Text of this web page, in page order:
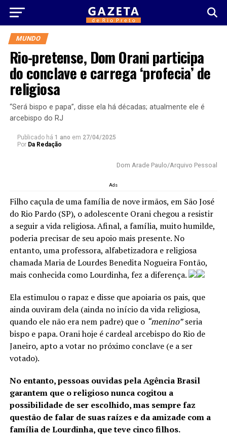
MUNDO
Rio-pretense, Dom Orani participa
do conclave e carrega ‘profecia’ de
religiosa
“Será bispo e papa”, disse ela há décadas; atualmente ele é
arcebispo do RJ
Publicado há 1 ano em 27/04/2025
Por Da Redação
Dom Arade Paulo/Arquivo Pessoal
Ads
Filho caçula de uma família de nove irmãos, em São José
do Rio Pardo (SP), o adolescente Orani chegou a resistir
a seguir a vida religiosa. Afinal, a família, muito humilde,
poderia precisar de seu apoio mais presente. No
entanto, uma professora, alfabetizadora e religiosa
chamada Maria de Lourdes Benedita Nogueira Fontão,
mais conhecida como Lourdinha, fez a diferença.
Ela estimulou o rapaz e disse que apoiaria os pais, que
ainda ouviram dela (ainda no início da vida religiosa,
quando ele não era nem padre) que o “menino”seria
bispo e papa. Orani hoje é cardeal arcebispo do Rio de
Janeiro, apto a votar no próximo conclave (e a ser
votado).
No entanto, pessoas ouvidas pela Agência Brasil
garantem que o religioso nunca cogitou a
possibilidade de ser escolhido, mas sempre faz
questão de falar de suas raízes e da amizade com a
família de Lourdinha, que teve cinco filhos.